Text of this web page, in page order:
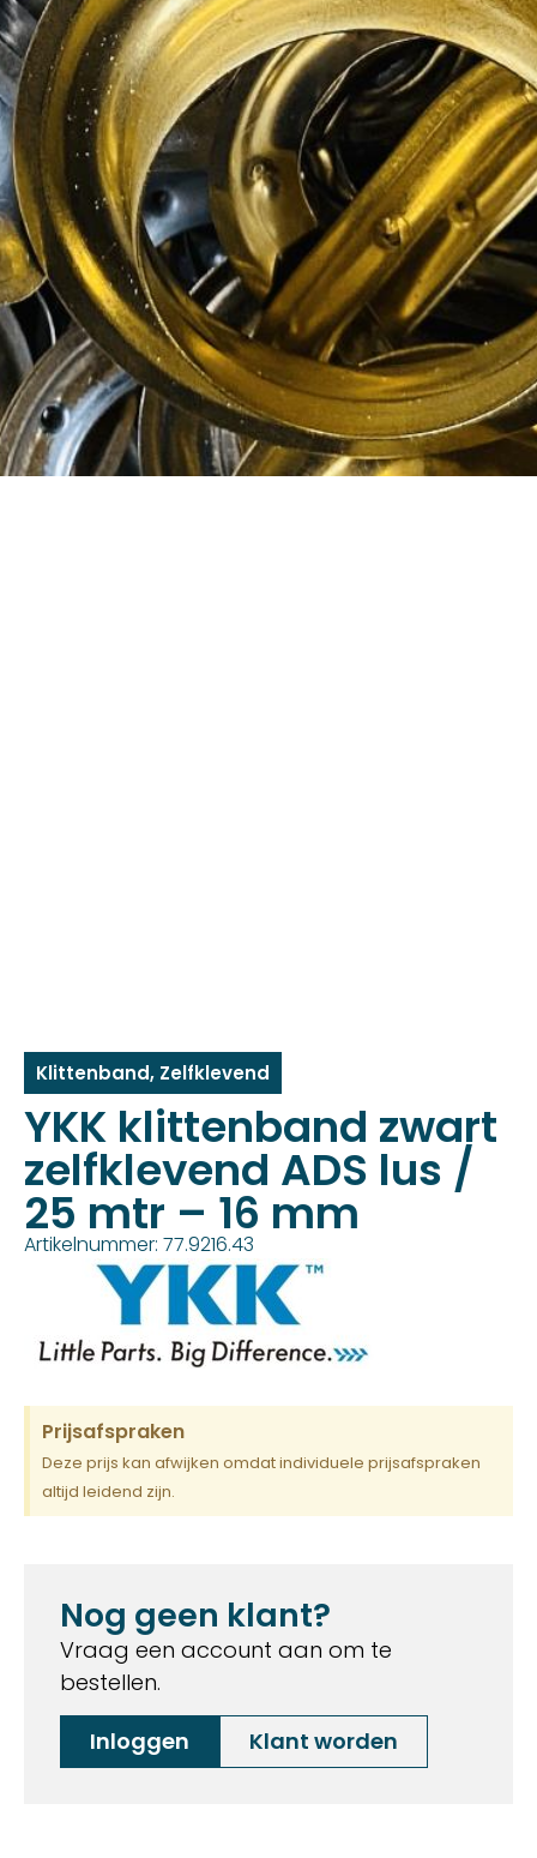
Klittenband, Zelfklevend
YKK klittenband zwart
zelfklevend ADS lus /
25 mtr – 16 mm
Artikelnummer: 77.9216.43
Prijsafspraken
Deze prijs kan afwijken omdat individuele prijsafspraken
altijd leidend zijn.
Nog geen klant?
Vraag een account aan om te
bestellen.
Inloggen
Klant worden